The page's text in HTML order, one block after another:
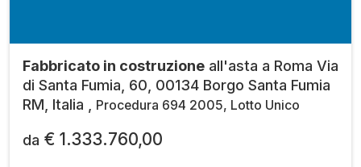
Fabbricato in costruzione all'asta a Roma Via
di Santa Fumia, 60, 00134 Borgo Santa Fumia
RM, Italia ,
Procedura 694 2005, Lotto Unico
da € 1.333.760,00